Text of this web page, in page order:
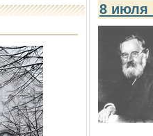
8 июля